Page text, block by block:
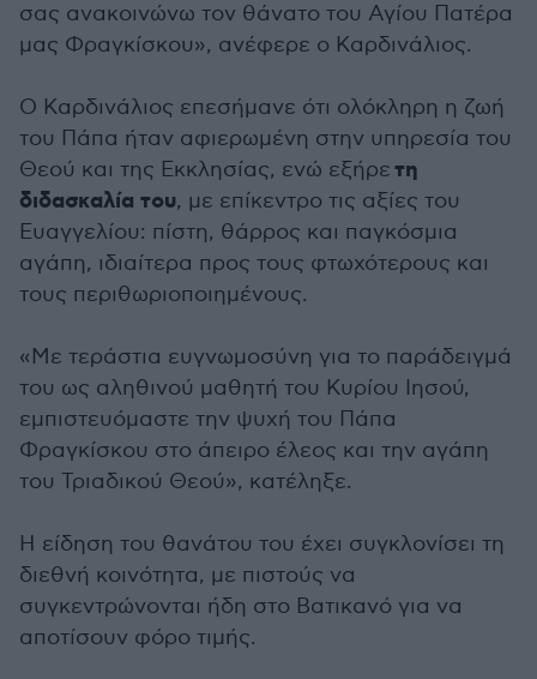
σας ανακοινώνω τον θάνατο του Αγίου Πατέρα
μας Φραγκίσκου», ανέφερε ο Καρδινάλιος.
Ο Καρδινάλιος επεσήμανε ότι ολόκληρη η ζωή
του Πάπα ήταν αφιερωμένη στην υπηρεσία του
Θεού και της Εκκλησίας, ενώ εξήρετη
διδασκαλία του, με επίκεντρο τις αξίες του
Ευαγγελίου: πίστη, θάρρος και παγκόσμια
αγάπη, ιδιαίτερα προς τους φτωχότερους και
τους περιθωριοποιημένους.
«Με τεράστια ευγνωμοσύνη για το παράδειγμά
του ως αληθινού μαθητή του Κυρίου Ιησού,
εμπιστευόμαστε την ψυχή του Πάπα
Φραγκίσκου στο άπειρο έλεος και την αγάπη
του Τριαδικού Θεού», κατέληξε.
Η είδηση του θανάτου του έχει συγκλονίσει τη
διεθνή κοινότητα, με πιστούς να
συγκεντρώνονται ήδη στο Βατικανό για να
αποτίσουν φόρο τιμής.